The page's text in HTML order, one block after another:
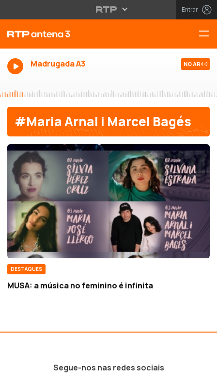
Entrar
Madrugada A3 NO AR
#Maria Arnal i Marcel Bagés
DESTAQUES
MUSA: a música no feminino é infinita
Segue-nos nas redes sociais